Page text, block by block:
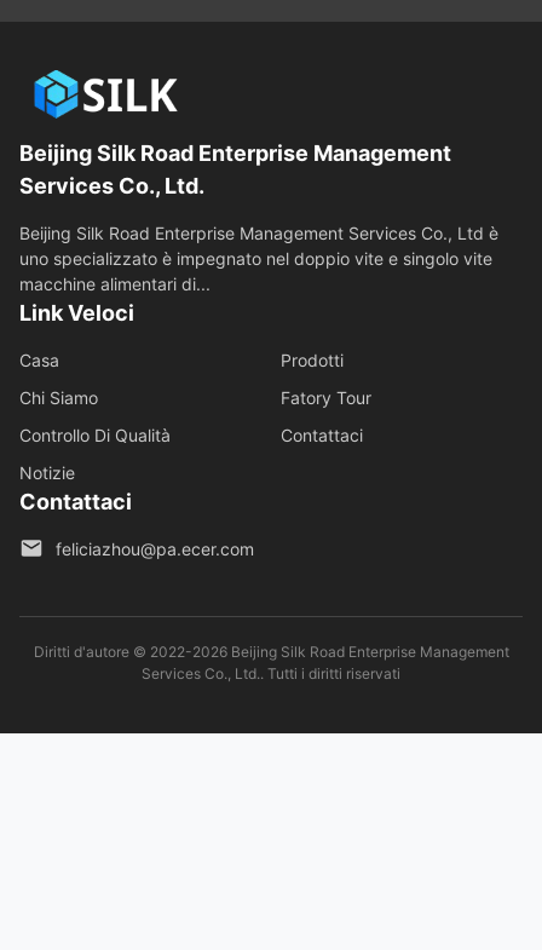
Beijing Silk Road Enterprise Management
Services Co., Ltd.
Beijing Silk Road Enterprise Management Services Co., Ltd è
uno specializzato è impegnato nel doppio vite e singolo vite
macchine alimentari di...
Link Veloci
Casa
Prodotti
Chi Siamo
Fatory Tour
Controllo Di Qualità
Contattaci
Notizie
Contattaci
feliciazhou@pa.ecer.com
Diritti d'autore © 2022-2026 Beijing Silk Road Enterprise Management
Services Co., Ltd.. Tutti i diritti riservati